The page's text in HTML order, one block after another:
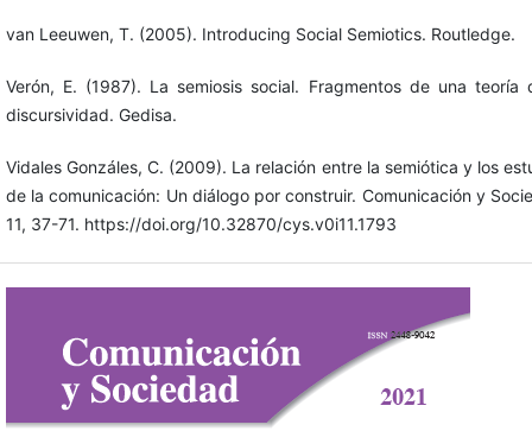
van Leeuwen, T. (2005). Introducing Social Semiotics. Routledge.
Verón, E. (1987). La semiosis social. Fragmentos de una teoría
discursividad. Gedisa.
Vidales Gonzáles, C. (2009). La relación entre la semiótica y los
de la comunicación: Un diálogo por construir. Comunicación y
11, 37-71. https://doi.org/10.32870/cys.v0i11.1793